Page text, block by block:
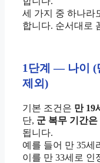
세 가지 중 하나라
합니다. 순서대로
1단계 — 나이 (
제외)
기본 조건은 만 19
단, 군 복무 기간
됩니다.
예를 들어 만 35세
이를 만 33세로 인